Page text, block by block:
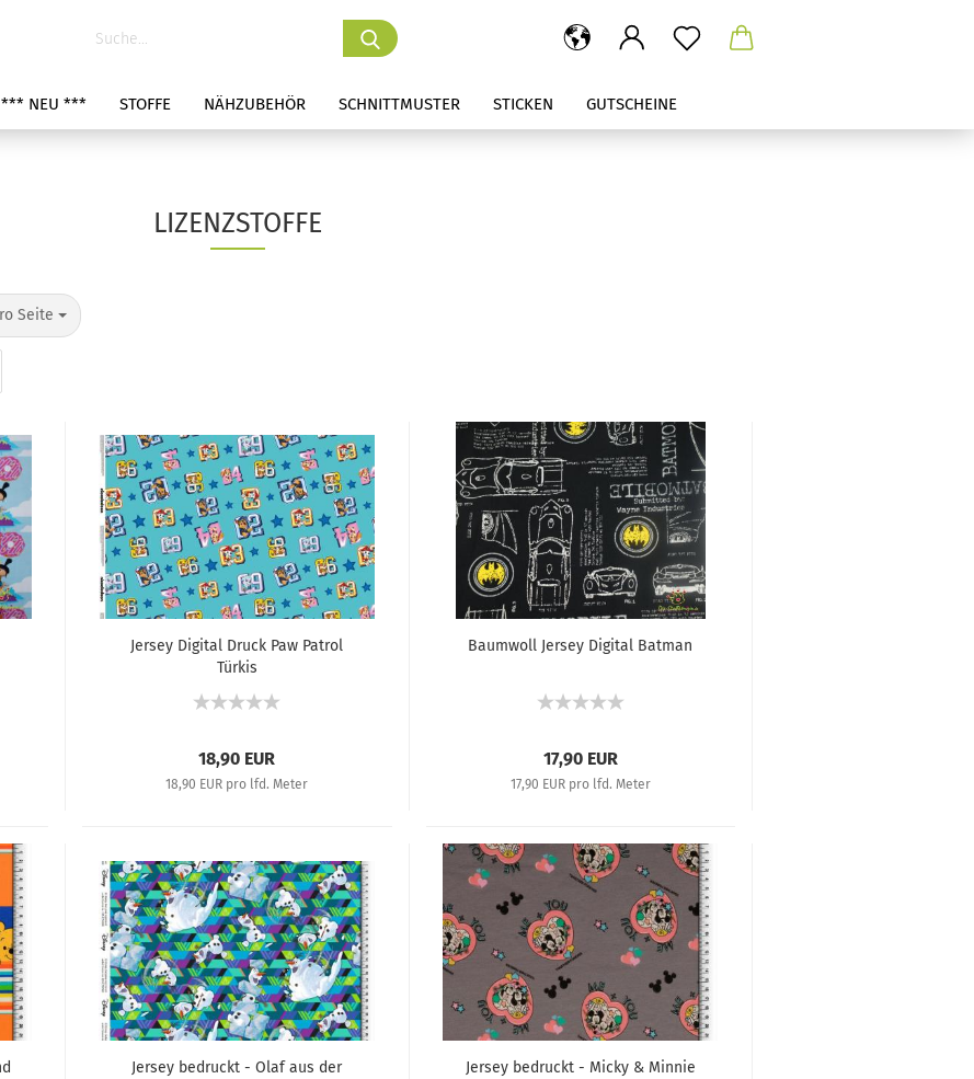
*** NEU *** STOFFE NÄHZUBEHÖR SCHNITTMUSTER STICKEN GUTSCHEINE
LIZENZSTOFFE
Seite
Jersey Digital Druck Paw Patrol
Türkis
18,90 EUR
18,90 EUR pro lfd. Meter
Baumwoll Jersey Digital Batman
17,90 EUR
17,90 EUR pro lfd. Meter
Jersey bedruckt - Olaf aus der
Jersey bedruckt - Micky & Minnie